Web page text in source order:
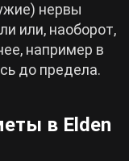
нервы
или, наоборот,
например в
до предела.
в Elden